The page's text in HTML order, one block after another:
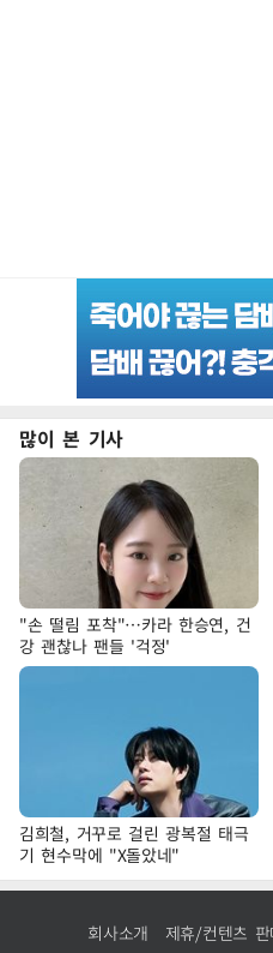
많이 본 기사
"손 떨림 포착"…카라 한승연, 건
강 괜찮나 팬들 '걱정'
김희철, 거꾸로 걸린 광복절 태극
기 현수막에 "X돌았네"
회사소개 제휴/컨텐츠 판